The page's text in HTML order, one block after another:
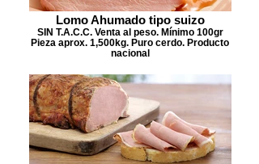
Lomo Ahumado tipo suizo
SIN T.A.C.C. Venta al peso. Mínimo 100gr
Pieza aprox. 1,500kg. Puro cerdo. Producto
nacional